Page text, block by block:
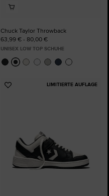
Chuck Taylor Throwback
63,99 € - 80,00 €
UNISEX LOW TOP SCHUHE
LIMITIERTE AUFLAGE
Zu